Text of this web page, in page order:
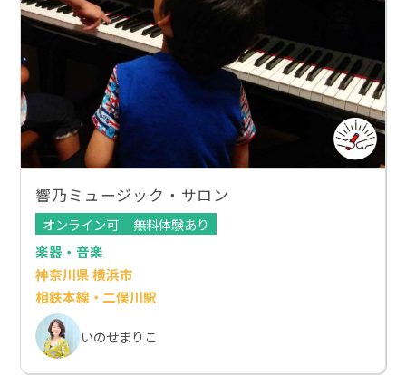
響乃ミュージック・サロン
オンライン可
無料体験あり
楽器・音楽
神奈川県 横浜市
相鉄本線・二俣川駅
いのせまりこ